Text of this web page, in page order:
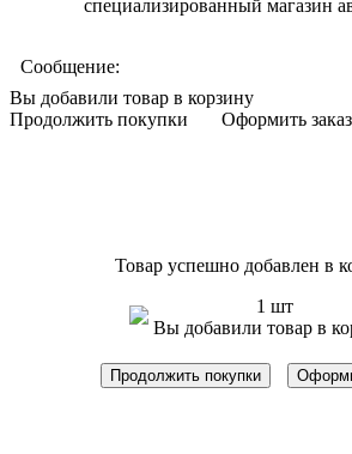
специализированный магазин
Сообщение:
Вы добавили товар в корзину
Продолжить покупки
Оформить заказ
Товар успешно добавлен в
1 шт
Вы добавили товар в
Продолжить покупки